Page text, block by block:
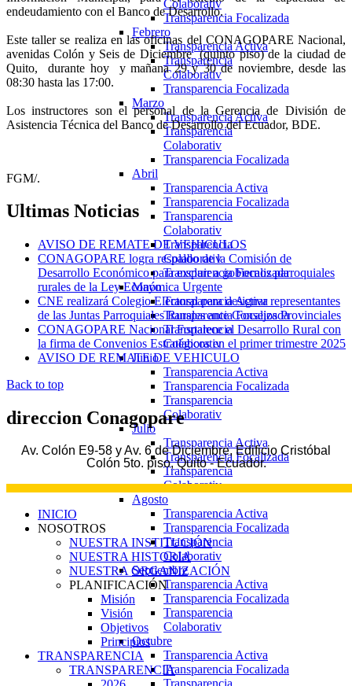
Colaborativ
Transparencia Focalizada
Febrero
Transparencia Activa
Transparencia
Colaborativ
Transparencia Focalizada
Marzo
Transparencia Activa
Transparencia
Colaborativ
Transparencia Focalizada
Abril
Transparencia Activa
Transparencia Focalizada
Transparencia
Colaborativ
Transparencia
Colaborativ
Transparencia Focalizada
Mayo
Transparencia Activa
Transparencia Focalizada
Transparencia
Colaborativ
Junio
Transparencia Activa
Transparencia Focalizada
Transparencia
Colaborativ
Julio
Transparencia Activa
Transparencia Focalizada
Transparencia
Colaborativ
Agosto
Transparencia Activa
Transparencia Focalizada
Transparencia
Colaborativ
Septiembre
Transparencia Activa
Transparencia Focalizada
Transparencia
Colaborativ
Octubre
Transparencia Activa
Transparencia Focalizada
Transparencia
endeudamiento con el Banco de Desarrollo.
Este taller se realiza en las oficinas del CONAGOPARE Nacional,
avenidas Colón y Seis de Diciembre (quinto piso) de la ciudad de
Quito, durante hoy y mañana 29 y 30 de noviembre, desde las
08:30 hasta las 17:00.
Los instructores son el personal de la Gerencia de División de
Asistencia Técnica del Banco de Desarrollo del Ecuador, BDE.
FGM/.
Ultimas Noticias
AVISO DE REMATE DE VEHICULOS
CONAGOPARE logra respaldo de la Comisión de
Desarrollo Económico para excluir a gobiernos parroquiales
rurales de la Ley Económica Urgente
CNE realizará Colegio Electoral para designar representantes
de las Juntas Parroquiales Rurales ante Consejos Provinciales
CONAGOPARE Nacional Fortalece el Desarrollo Rural con
la firma de Convenios Estratégicos en el primer trimestre 2025
AVISO DE REMATE DE VEHICULO
Back to top
direccion Conagopare
Av. Colón E9-58 y Av. 6 de Diciembre, Edificio Cristóbal
Colón 5to. piso, Quito - Ecuador.
INICIO
NOSOTROS
NUESTRA INSTITUCIÓN
NUESTRA HISTORIA
NUESTRA ORGANIZACIÓN
PLANIFICACIÓN
Misión
Visión
Objetivos
Principios
TRANSPARENCIA
TRANSPARENCIA